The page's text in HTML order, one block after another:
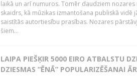
laikā un arī numuros. Tomēr daudziem
skaidrs, kā mūzikas izmantošana publiskā vidē
saistītās autortiesību prasības. Nozares
šiem...
LAIPA PIEŠĶIR 5000 EIRO ATBALSTU
DZIESMAS “ĒNĀ” POPULARIZĒŠANAI